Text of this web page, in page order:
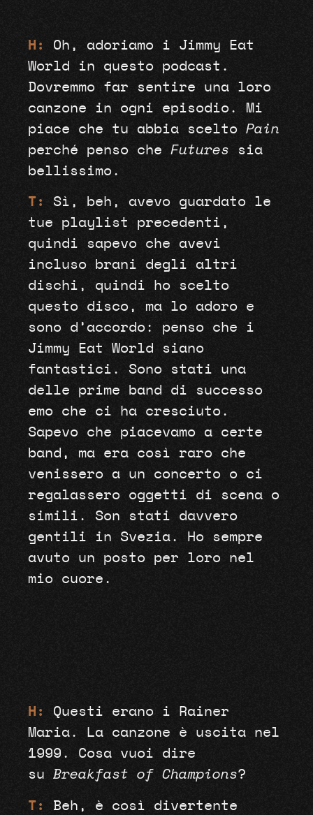
H:
Oh, adoriamo i Jimmy Eat
World in questo podcast.
Dovremmo far sentire una loro
canzone in ogni episodio. Mi
piace che tu abbia scelto Pain
perché penso che Futures sia
bellissimo.
T:
Sì, beh, avevo guardato le
tue playlist precedenti,
quindi sapevo che avevi
incluso brani degli altri
dischi, quindi ho scelto
questo disco, ma lo adoro e
sono d’accordo: penso che i
Jimmy Eat World siano
fantastici. Sono stati una
delle prime band di successo
emo che ci ha cresciuto.
Sapevo che piacevamo a certe
band, ma era così raro che
venissero a un concerto o ci
regalassero oggetti di scena o
simili. Son stati davvero
gentili in Svezia. Ho sempre
avuto un posto per loro nel
mio cuore.
H:
Questi erano i Rainer
Maria. La canzone è uscita nel
1999. Cosa vuoi dire
su Breakfast of Champions?
T: Beh, è così divertente